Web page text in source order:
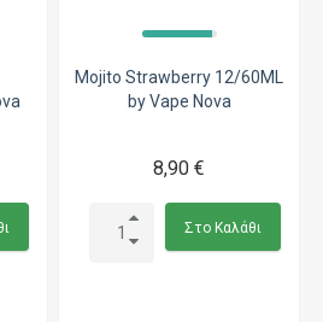
Mojito Strawberry 12/60ML
by Vape Nova
8,90 €
Στο Καλάθι